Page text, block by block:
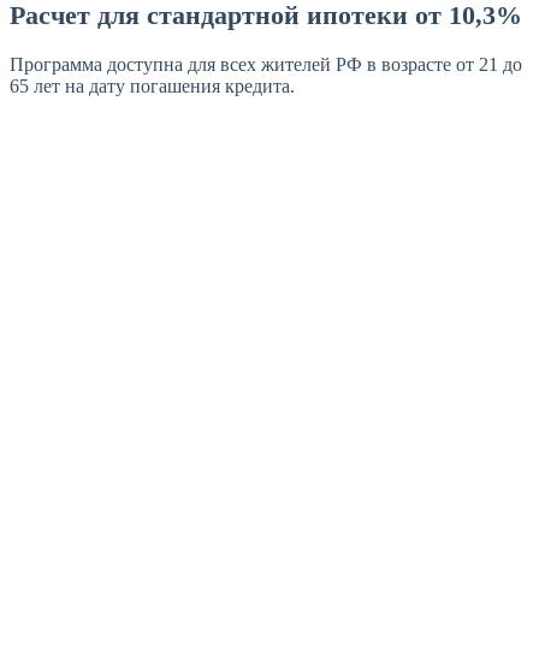
Расчет для стандартной ипотеки от 10,3%
Программа доступна для всех жителей РФ в возрасте от 21 до
65 лет на дату погашения кредита.